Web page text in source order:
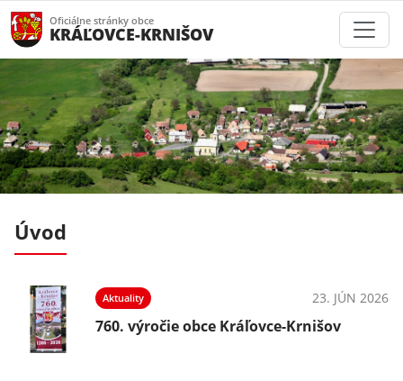
Oficiálne stránky obce
KRÁĽOVCE-KRNIŠOV
Úvod
Aktuality 23. JÚN 2026
760. výročie obce Kráľovce-Krnišov